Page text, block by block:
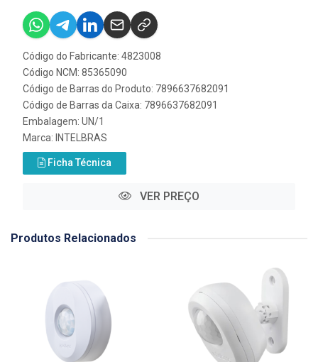
Código do Fabricante: 4823008
Código NCM: 85365090
Código de Barras do Produto: 7896637682091
Código de Barras da Caixa: 7896637682091
Embalagem: UN/1
Marca: INTELBRAS
Ficha Técnica
VER PREÇO
Produtos Relacionados